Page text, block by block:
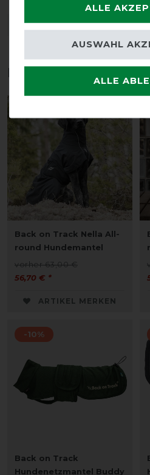
DETAILS ZUR
Das perfekte
Back on Track Nella All-
round Hundemantel
vorher 63,00 €
56,70 € *
ARTIKEL MERKEN
-10%
Back on Track
Hundenetzmantel Buddy
ALLE
ALLE
AUSWAHL